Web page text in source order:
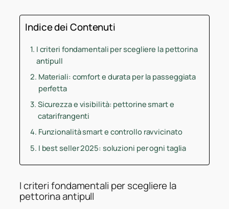
Indice dei Contenuti
I criteri fondamentali per scegliere la pettorina
antipull
Materiali: comfort e durata per la passeggiata
perfetta
Sicurezza e visibilità: pettorine smart e
catarifrangenti
Funzionalità smart e controllo ravvicinato
I best seller 2025: soluzioni per ogni taglia
I criteri fondamentali per scegliere la
pettorina antipull